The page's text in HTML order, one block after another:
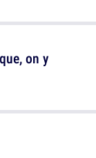
on y